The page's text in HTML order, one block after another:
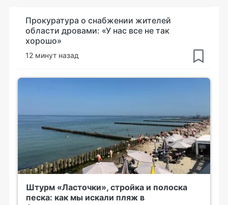
Прокуратура о снабжении жителей
области дровами: «У нас все не так
хорошо»
12 минут назад
Штурм «Ласточки», стройка и полоска
песка: как мы искали пляж в